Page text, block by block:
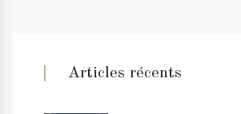
Articles récents